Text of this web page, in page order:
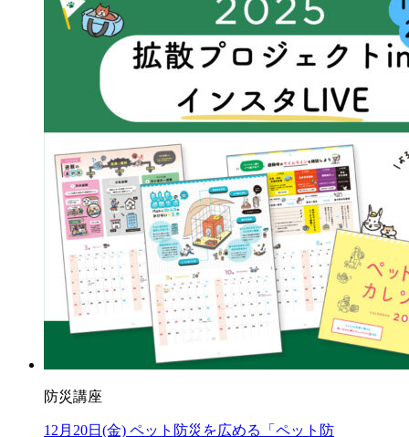
防災講座
12月20日(金) ペット防災を広める「ペット防